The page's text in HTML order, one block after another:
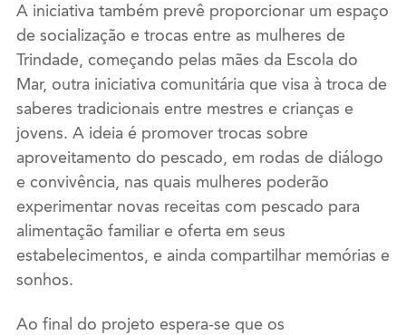
A iniciativa também prevê proporcionar um espaço
de socialização e trocas entre as mulheres de
Trindade, começando pelas mães da Escola do
Mar, outra iniciativa comunitária que visa à troca de
saberes tradicionais entre mestres e crianças e
jovens. A ideia é promover trocas sobre
aproveitamento do pescado, em rodas de diálogo
e convivência, nas quais mulheres poderão
experimentar novas receitas com pescado para
alimentação familiar e oferta em seus
estabelecimentos, e ainda compartilhar memórias e
sonhos.
Ao final do projeto espera-se que os